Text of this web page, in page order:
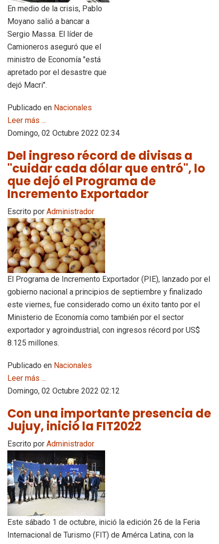
En medio de la crisis, Pablo
Moyano salió a bancar a
Sergio Massa. El líder de
Camioneros aseguró que el
ministro de Economía "está
apretado por el desastre que
dejó Macri".
Publicado en Nacionales
Leer más ...
Domingo, 02 Octubre 2022 02:34
Del ingreso récord de divisas a
"cuidar cada dólar que entró", lo
que dejó el Programa de
Incremento Exportador
Escrito por Administrador
El Programa de Incremento Exportador (PIE), lanzado por el
gobierno nacional a principios de septiembre y finalizado
este viernes, fue considerado como un éxito tanto por el
Ministerio de Economía como también por el sector
exportador y agroindustrial, con ingresos récord por US$
8.125 millones.
Publicado en Nacionales
Leer más ...
Domingo, 02 Octubre 2022 02:12
Con una importante presencia de
Jujuy, inició la FIT2022
Escrito por Administrador
Este sábado 1 de octubre, inició la edición 26 de la Feria
Internacional de Turismo (FIT) de Amérca Latina, con la